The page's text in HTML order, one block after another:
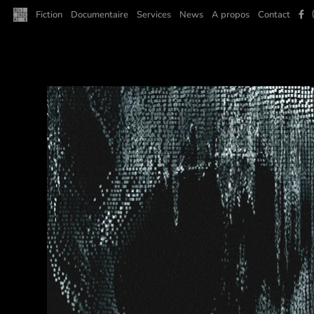
Fiction Documentaire Services News A propos Contact F